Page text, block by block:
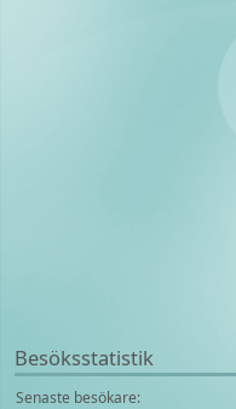
Besöksstatistik
Senaste besökare: